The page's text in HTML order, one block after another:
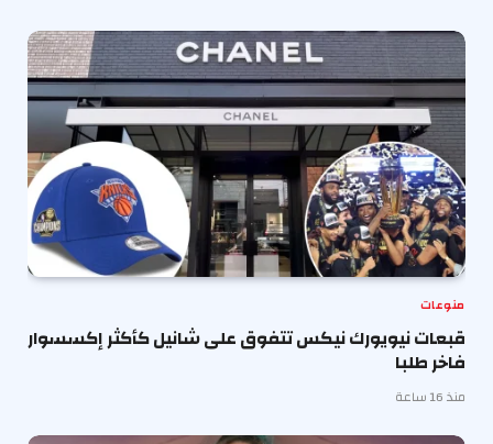
منوعات
قبعات نيويورك نيكس تتفوق على شانيل كأكثر إكسسوار
فاخر طلبا
منذ 16 ساعة